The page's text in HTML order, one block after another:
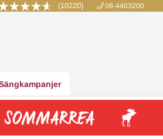
(10220) 08-4403200